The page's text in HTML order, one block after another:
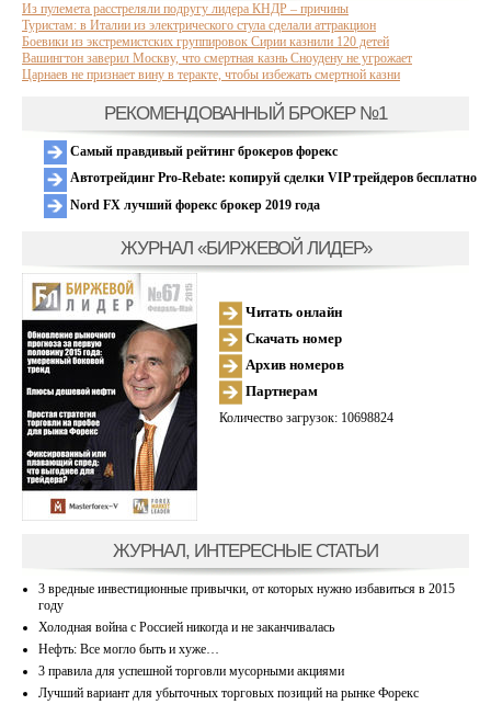
Из пулемета расстреляли подругу лидера КНДР – причины
Туристам: в Италии из электрического стула сделали аттракцион
Боевики из экстремистских группировок Сирии казнили 120 детей
Вашингтон заверил Москву, что смертная казнь Сноудену не угрожает
Царнаев не признает вину в теракте, чтобы избежать смертной казни
РЕКОМЕНДОВАННЫЙ БРОКЕР №1
Самый правдивый рейтинг брокеров форекс
Автотрейдинг Pro-Rebate: копируй сделки VIP трейдеров бесплатно
Nord FX лучший форекс брокер 2019 года
ЖУРНАЛ «БИРЖЕВОЙ ЛИДЕР»
Читать онлайн
Скачать номер
Архив номеров
Партнерам
Количество загрузок: 10698824
ЖУРНАЛ, ИНТЕРЕСНЫЕ СТАТЬИ
3 вредные инвестиционные привычки, от которых нужно избавиться в 2015
году
Холодная война с Россией никогда и не заканчивалась
Нефть: Все могло быть и хуже…
3 правила для успешной торговли мусорными акциями
Лучший вариант для убыточных торговых позиций на рынке Форекс